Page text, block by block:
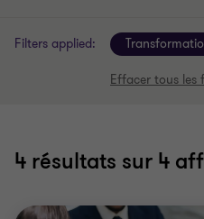
Filters applied:
Effacer tous les
4 résultats sur 4